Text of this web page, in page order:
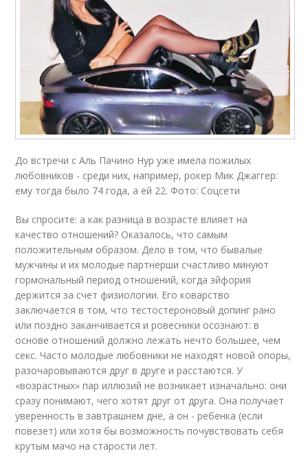
До встречи с Аль Пачино Нур уже имела пожилых
любовников - среди них, например, рокер Мик Джаггер:
ему тогда было 74 года, а ей 22. Фото: Соцсети
Вы спросите: а как разница в возрасте влияет на
качество отношений? Оказалось, что самым
положительным образом. Дело в том, что бывалые
мужчины и их молодые партнерши счастливо минуют
гормональный период отношений, когда эйфория
держится за счет физиологии. Его коварство
заключается в том, что тестостероновый допинг рано
или поздно заканчивается и ровесники осознают: в
основе отношений должно лежать нечто большее, чем
секс. Часто молодые любовники не находят новой опоры,
разочаровываются друг в друге и расстаются. У
«возрастных» пар иллюзий не возникает изначально: они
сразу понимают, чего хотят друг от друга. Она получает
уверенность в завтрашнем дне, а он - ребенка (если
повезет) или хотя бы возможность почувствовать себя
крутым мачо на старости лет.